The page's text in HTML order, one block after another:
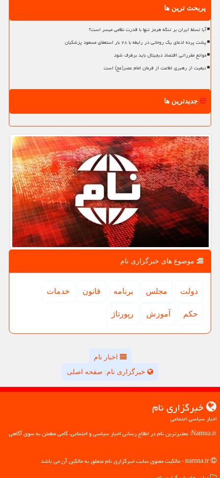
پربحث ترین ها
آیا تسلط ایران بر تنگه هرمز تنها با قدرت نظامی میسر است؟
پشت پرده ادعای یک روحانی در رابطه با ۲۸ بار استعفای مسعود پزشکیان
موانع مقرراتی اقتصاد دیجیتال باید برطرف شود
تبعیت از رهبری اطاعت از فرمان امام عصر(عج) است
جدیدترین ها
موضوع های خبرگزاری نام
دولت مجلس برنامه قانون خدمات
حكم آموزش رپورتاژ
اخبار نام
خبرگزاری نام: صفحه اصلی
خبرگزاری نام
اخبار سیاسی اجتماعی
Namna.ir: معتبرترین نام در اطلاع رسانی اخبار سیاسی و اجتماعی، گامی مطمئن به سوی آگاهی